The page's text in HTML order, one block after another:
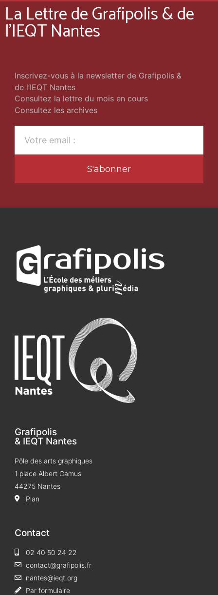
La Lettre de Grafipolis & de
l'IEQT Nantes
Inscrivez-vous à la newsletter de Grafipolis &
de l’IEQT Nantes
Consultez la lettre du mois en cours
Consultez les archives
S'abonner
Grafipolis
& IEQT Nantes
Pôle des arts graphiques
1 place Albert Camus
44275 Nantes
Plan
Contact
02 40 50 24 22
contact@grafipolis.fr
nantes@ieqt.org
Par formulaire